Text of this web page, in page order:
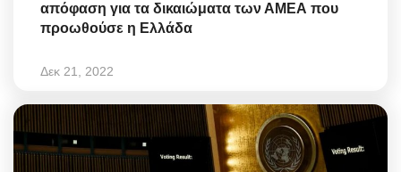
απόφαση για τα δικαιώματα των ΑΜΕΑ που
προωθούσε η Ελλάδα
Δεκ 21, 2022